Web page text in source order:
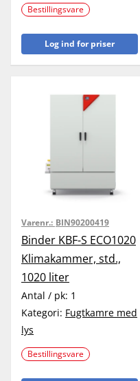
Bestillingsvare
Log ind for priser
Varenr.: BIN90200419
Binder KBF-S ECO1020
Klimakammer, std.,
1020 liter
Antal / pk: 1
Kategori: Fugtkamre med
lys
Bestillingsvare